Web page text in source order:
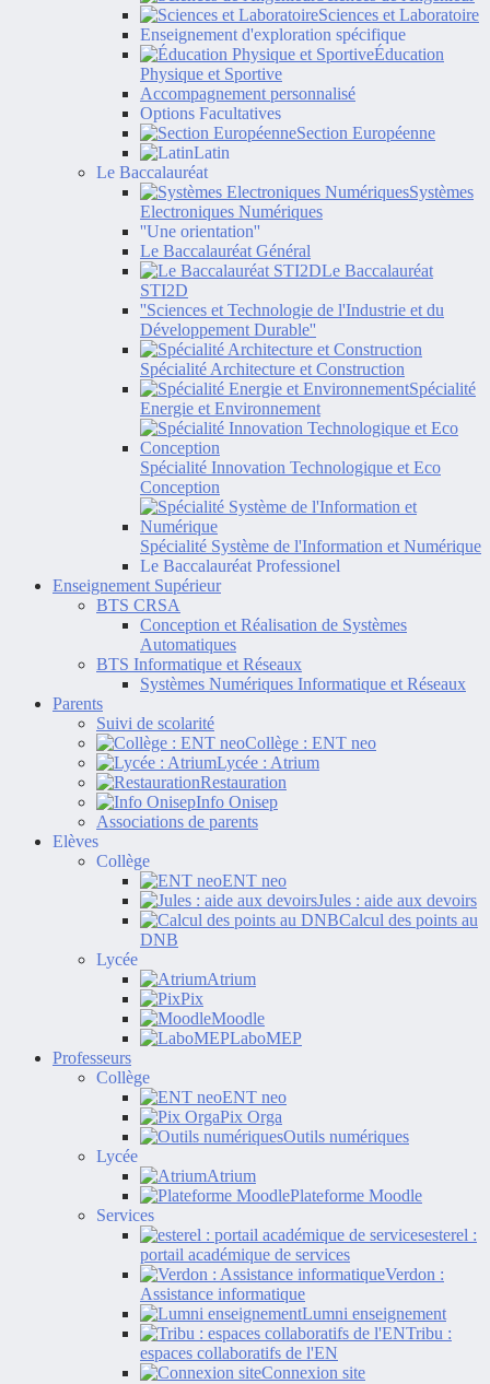
Sciences et Laboratoire
Enseignement d'exploration spécifique
Éducation
Physique et Sportive
Accompagnement personnalisé
Options Facultatives
Section Européenne
Latin
Le Baccalauréat
Systèmes
Electroniques Numériques
''Une orientation''
Le Baccalauréat Général
Le Baccalauréat
STI2D
''Sciences et Technologie de l'Industrie et du
Développement Durable''
Spécialité Architecture et Construction
Spécialité
Energie et Environnement
Spécialité Innovation Technologique et Eco
Conception
Spécialité Système de l'Information et Numérique
Le Baccalauréat Professionel
Enseignement Supérieur
BTS CRSA
Conception et Réalisation de Systèmes
Automatiques
BTS Informatique et Réseaux
Systèmes Numériques Informatique et Réseaux
Parents
Suivi de scolarité
Collège : ENT neo
Lycée : Atrium
Restauration
Info Onisep
Associations de parents
Elèves
Collège
ENT neo
Jules : aide aux devoirs
Calcul des points au
DNB
Lycée
Atrium
Pix
Moodle
LaboMEP
Professeurs
Collège
ENT neo
Pix Orga
Outils numériques
Lycée
Atrium
Plateforme Moodle
Services
esterel :
portail académique de services
Verdon :
Assistance informatique
Lumni enseignement
Tribu :
espaces collaboratifs de l'EN
Connexion site